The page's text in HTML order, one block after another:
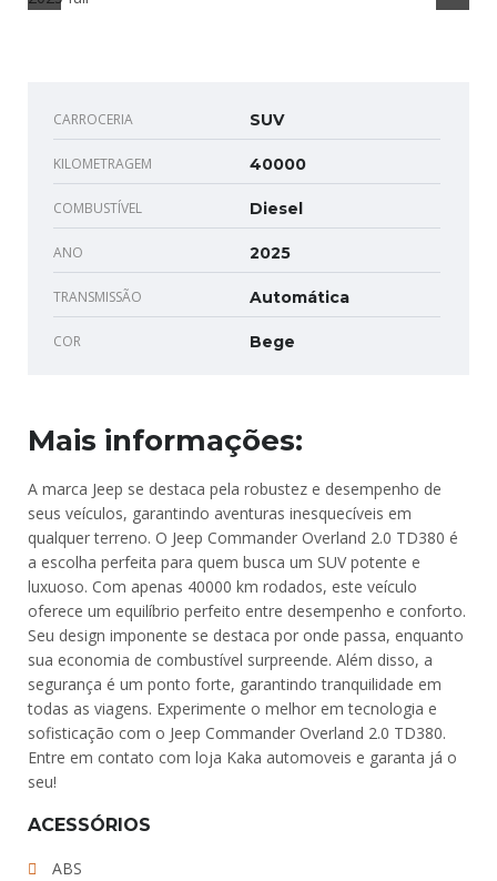
CARROCERIA SUV
KILOMETRAGEM 40000
COMBUSTÍVEL Diesel
ANO 2025
TRANSMISSÃO Automática
COR Bege
Mais informações:
A marca Jeep se destaca pela robustez e desempenho de
seus veículos, garantindo aventuras inesquecíveis em
qualquer terreno. O Jeep Commander Overland 2.0 TD380 é
a escolha perfeita para quem busca um SUV potente e
luxuoso. Com apenas 40000 km rodados, este veículo
oferece um equilíbrio perfeito entre desempenho e conforto.
Seu design imponente se destaca por onde passa, enquanto
sua economia de combustível surpreende. Além disso, a
segurança é um ponto forte, garantindo tranquilidade em
todas as viagens. Experimente o melhor em tecnologia e
sofisticação com o Jeep Commander Overland 2.0 TD380.
Entre em contato com loja Kaka automoveis e garanta já o
seu!
ACESSÓRIOS
ABS